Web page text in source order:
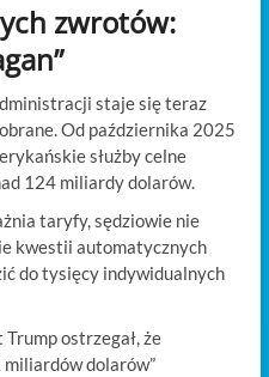
zwrotów:
staje się teraz
Od października 2025
służby celne
124 miliardy dolarów.
taryfy, sędziowie nie
kwestii automatycznych
do tysięcy indywidualnych
ostrzegał, że
dolarów”